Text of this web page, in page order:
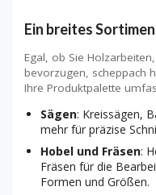
Ein breites
Egal, ob Sie
bevorzugen, scheppach
Ihre Produktpalette
Sägen: Kreissägen,
mehr für präzise
Hobel und Fräsen:
Fräsen für die
Formen und Größen.